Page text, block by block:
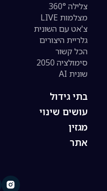
צלילה 360°
מצלמות LIVE
צ'אט עם השונית
גלריית היצורים
הכל קשור
סימולציה 2050
שונית AI
בתי גידול
עושים שינוי
מגזין
אתר